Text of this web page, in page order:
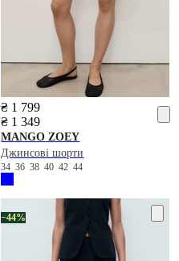
₴ 1 799
₴ 1 349
MANGO ZOEY
Джинсові шорти
343638404244
−44%